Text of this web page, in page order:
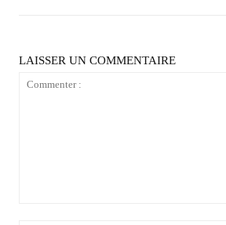
LAISSER UN COMMENTAIRE